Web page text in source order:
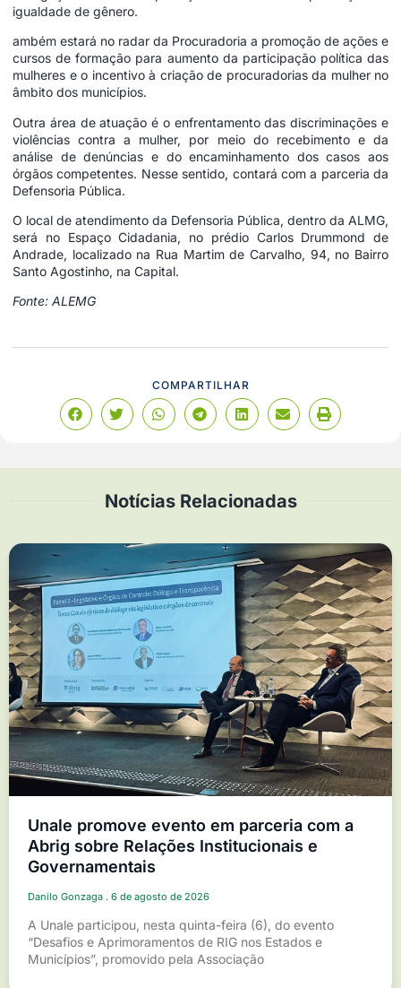
igualdade de gênero.
ambém estará no radar da Procuradoria a promoção de ações e
cursos de formação para aumento da participação política das
mulheres e o incentivo à criação de procuradorias da mulher no
âmbito dos municípios.
Outra área de atuação é o enfrentamento das discriminações e
violências contra a mulher, por meio do recebimento e da
análise de denúncias e do encaminhamento dos casos aos
órgãos competentes. Nesse sentido, contará com a parceria da
Defensoria Pública.
O local de atendimento da Defensoria Pública, dentro da ALMG,
será no Espaço Cidadania, no prédio Carlos Drummond de
Andrade, localizado na Rua Martim de Carvalho, 94, no Bairro
Santo Agostinho, na Capital.
Fonte: ALEMG
COMPARTILHAR
Notícias Relacionadas
Unale promove evento em parceria com a
Abrig sobre Relações Institucionais e
Governamentais
Danilo Gonzaga 6 de agosto de 2026
A Unale participou, nesta quinta-feira (6), do evento
“Desafios e Aprimoramentos de RIG nos Estados e
Municípios”, promovido pela Associação